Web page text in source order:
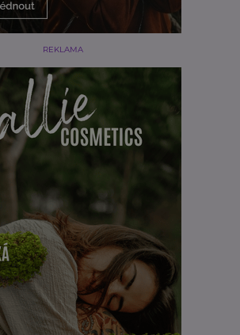
REKLAMA